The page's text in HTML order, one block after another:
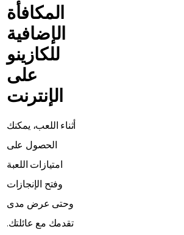
المكافأة
الإضافية
للكازينو
على
الإنترنت
أثناء اللعب، يمكنك
الحصول على
امتيازات اللعبة
وفتح الإنجازات
وحتى عرض مدى
تقدمك مع عائلتك.